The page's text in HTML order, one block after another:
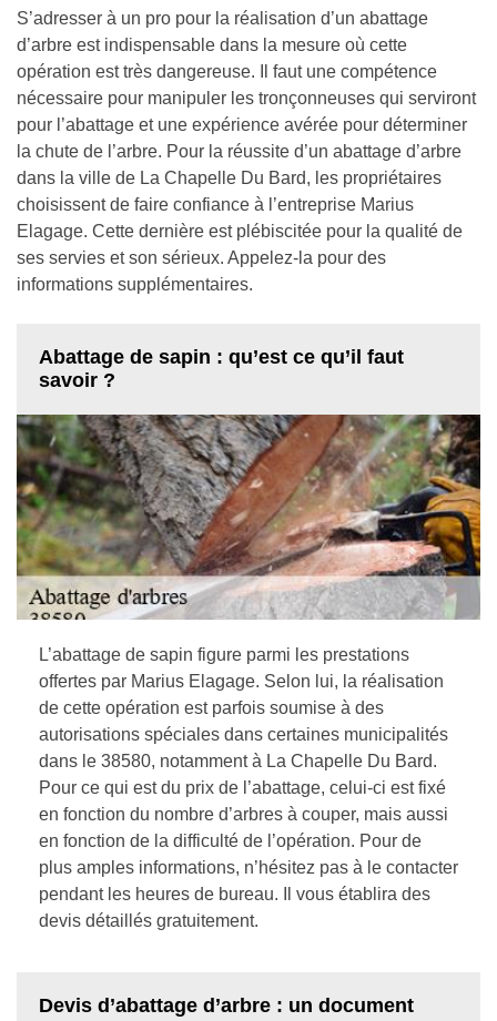
S’adresser à un pro pour la réalisation d’un abattage
d’arbre est indispensable dans la mesure où cette
opération est très dangereuse. Il faut une compétence
nécessaire pour manipuler les tronçonneuses qui serviront
pour l’abattage et une expérience avérée pour déterminer
la chute de l’arbre. Pour la réussite d’un abattage d’arbre
dans la ville de La Chapelle Du Bard, les propriétaires
choisissent de faire confiance à l’entreprise Marius
Elagage. Cette dernière est plébiscitée pour la qualité de
ses servies et son sérieux. Appelez-la pour des
informations supplémentaires.
Abattage de sapin : qu’est ce qu’il faut
savoir ?
L’abattage de sapin figure parmi les prestations
offertes par Marius Elagage. Selon lui, la réalisation
de cette opération est parfois soumise à des
autorisations spéciales dans certaines municipalités
dans le 38580, notamment à La Chapelle Du Bard.
Pour ce qui est du prix de l’abattage, celui-ci est fixé
en fonction du nombre d’arbres à couper, mais aussi
en fonction de la difficulté de l’opération. Pour de
plus amples informations, n’hésitez pas à le contacter
pendant les heures de bureau. Il vous établira des
devis détaillés gratuitement.
Devis d’abattage d’arbre : un document